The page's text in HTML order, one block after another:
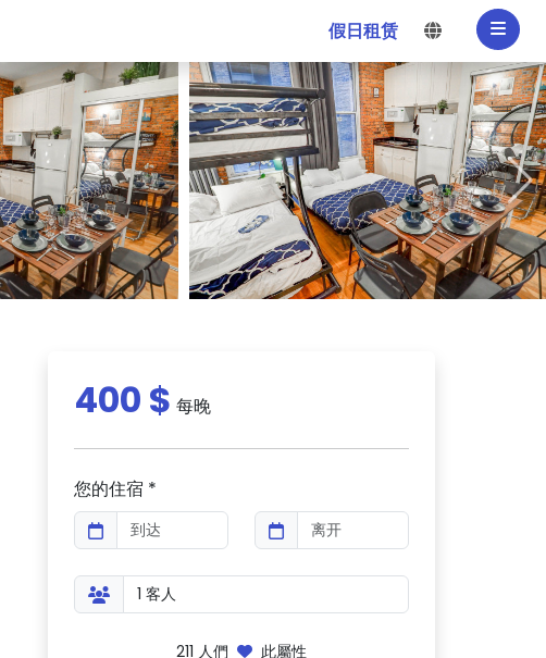
假日租赁 选择语言
400 $ 每晚
您的住宿 *
211 人們 此屬性